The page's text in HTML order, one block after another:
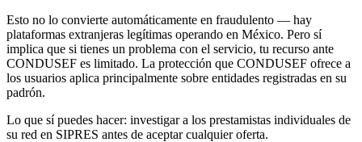
Esto no lo convierte automáticamente en fraudulento — hay
plataformas extranjeras legítimas operando en México. Pero sí
implica que si tienes un problema con el servicio, tu recurso ante
CONDUSEF es limitado. La protección que CONDUSEF ofrece a
los usuarios aplica principalmente sobre entidades registradas en su
padrón.
Lo que sí puedes hacer: investigar a los prestamistas individuales de
su red en SIPRES antes de aceptar cualquier oferta.